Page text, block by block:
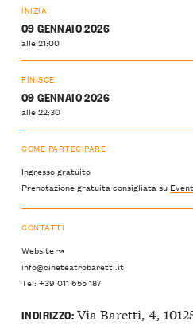
INIZIA
09 GENNAIO 2026
alle 21:00
FINISCE
09 GENNAIO 2026
alle 22:30
COME PARTECIPARE
Ingresso gratuito
Prenotazione gratuita consigliata su
CONTATTI
Website ↝
info@cineteatrobaretti.it
Tel: +39 011 655 187
INDIRIZZO:Via Baretti, 4,